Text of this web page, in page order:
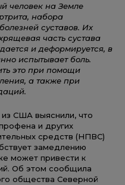
человек на Земле
набора
суставов. Их
часть сустава
и деформируется, в
испытывает боль.
это при помощи
а также при
США выяснили, что
и других
средств (НПВС)
замедлению
может привести к
Об этом сообщила
общества Северной